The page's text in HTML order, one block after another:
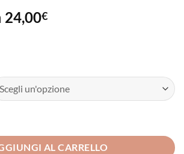
24,00€
quantità
AL CARRELLO